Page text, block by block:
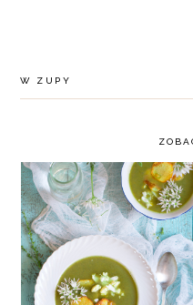
W ZUPY